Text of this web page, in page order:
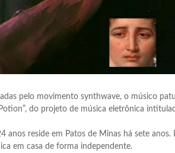
pelo movimento synthwave, o músico
do projeto de música eletrônica
anos reside em Patos de Minas há sete anos.
em casa de forma independente.